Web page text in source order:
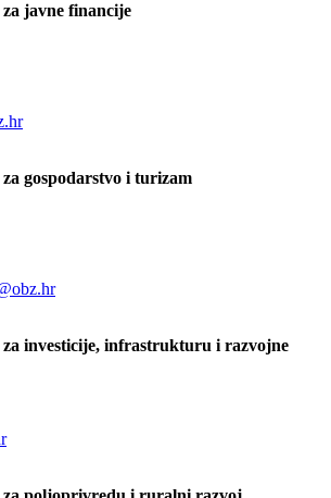
javne financije
gospodarstvo i turizam
investicije, infrastrukturu i razvojne